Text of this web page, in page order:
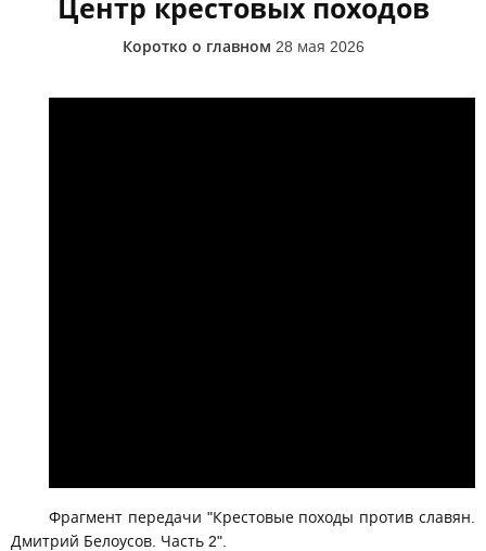
Центр крестовых походов
Коротко о главном 28 мая 2026
Фрагмент передачи "Крестовые походы против славян.
Дмитрий Белоусов. Часть 2".